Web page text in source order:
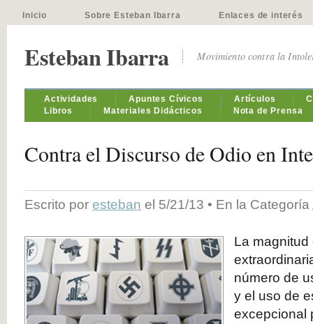
Inicio Sobre Esteban Ibarra Enlaces de interés
Esteban Ibarra Movimiento contra la
Actividades Apuntes Cívicos Artículos
Libros
Materiales Didácticos Nota de Prensa
Contra el Discurso de Odio en
Escrito por esteban el 5/21/13 • En la Categoría
La magnitud
número de
y el uso de
excepcional